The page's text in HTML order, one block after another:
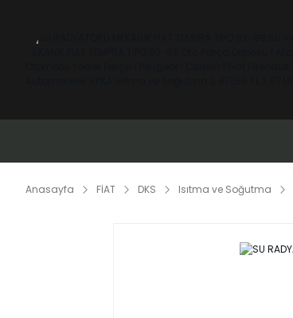
Anasayfa FİAT DKS Isıtma ve Soğutma